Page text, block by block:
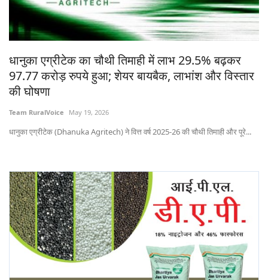
States
Agribusiness
Agritech
Cooperatives
Rural Dialogue
Ground Report
Rural Connect
धानुका एग्रीटेक का चौथी तिमाही में लाभ 29.5% बढ़कर
97.77 करोड़ रुपये हुआ; शेयर बायबैक, लाभांश और विस्तार
की घोषणा
Team RuralVoice May 19, 2026
धानुका एग्रीटेक (Dhanuka Agritech) ने वित्त वर्ष 2025-26 की चौथी तिमाही और पूरे...